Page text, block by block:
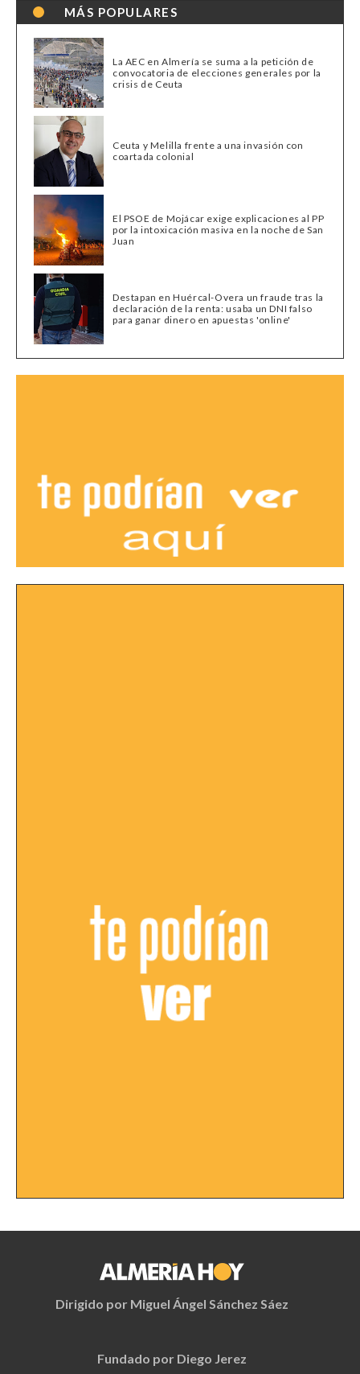
MÁS POPULARES
La AEC en Almería se suma a la petición de
convocatoria de elecciones generales por la
crisis de Ceuta
Ceuta y Melilla frente a una invasión con
coartada colonial
El PSOE de Mojácar exige explicaciones al PP
por la intoxicación masiva en la noche de San
Juan
Destapan en Huércal-Overa un fraude tras la
declaración de la renta: usaba un DNI falso
para ganar dinero en apuestas 'online'
Dirigido por Miguel Ángel Sánchez Sáez
Fundado por Diego Jerez